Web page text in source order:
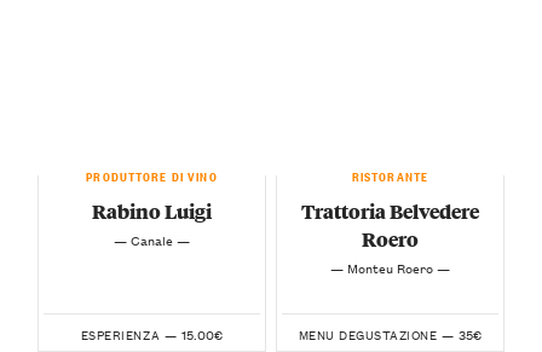
PRODUTTORE DI VINO
Rabino Luigi
— Canale —
ESPERIENZA — 15.00€
RISTORANTE
Trattoria Belvedere
Roero
— Monteu Roero —
MENU DEGUSTAZIONE — 35€